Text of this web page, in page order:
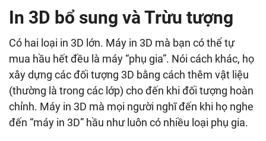
In 3D bổ sung và Trừu tượng
Có hai loại in 3D lớn. Máy in 3D mà bạn có thể tự
mua hầu hết đều là máy “phụ gia”. Nói cách khác, họ
xây dựng các đối tượng 3D bằng cách thêm vật liệu
(thường là trong các lớp) cho đến khi đối tượng hoàn
chỉnh. Máy in 3D mà mọi người nghĩ đến khi họ nghe
đến “máy in 3D” hầu như luôn có nhiều loại phụ gia.